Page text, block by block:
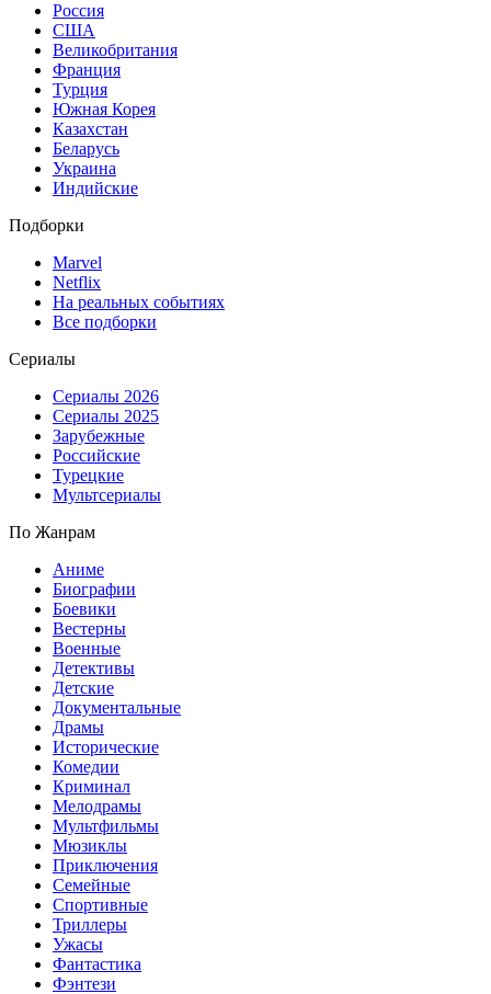
Россия
США
Великобритания
Франция
Турция
Южная Корея
Казахстан
Беларусь
Украина
Индийские
Подборки
Marvel
Netflix
На реальных событиях
Все подборки
Сериалы
Сериалы 2026
Сериалы 2025
Зарубежные
Российские
Турецкие
Мультсериалы
По Жанрам
Аниме
Биографии
Боевики
Вестерны
Военные
Детективы
Детские
Документальные
Драмы
Исторические
Комедии
Криминал
Мелодрамы
Мультфильмы
Мюзиклы
Приключения
Семейные
Спортивные
Триллеры
Ужасы
Фантастика
Фэнтези